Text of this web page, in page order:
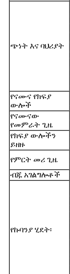
ጭነት እና ባህሪያት
የናሙና የክፍያ
ውሎች
የናሙናው
የመምራት ጊዜ
የክፍያ ውሎችን
ይዘዙ
የምርት መሪ ጊዜ
ብጁ አገልግሎቶች
የኩባንያ ሂደት፡